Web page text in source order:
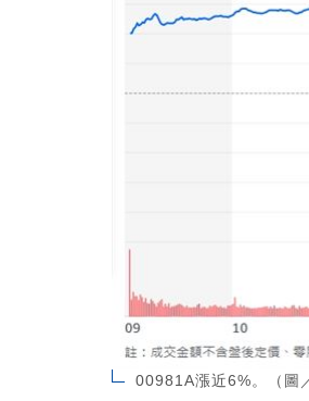
00981A漲近6%。（圖